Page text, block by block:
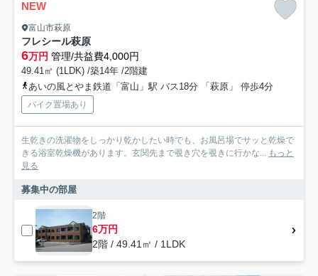
NEW
富山市萩原
フレシール萩原
6万円 管理/共益費4,000円
49.41㎡ (1LDK) /築14年 /2階建
あいの風とやま鉄道「富山」駅 バス18分 「萩原」 停歩4分
バイク置場あり
生乾きの洗濯物をしっかり乾かしたい時でも、お風呂場でサッと乾燥で
きる浴室乾燥機があります。玄関先まで覗き穴を覗きに行かな... もっと
見る
募集中の部屋
2階
6万円
2階 / 49.41㎡ / 1LDK